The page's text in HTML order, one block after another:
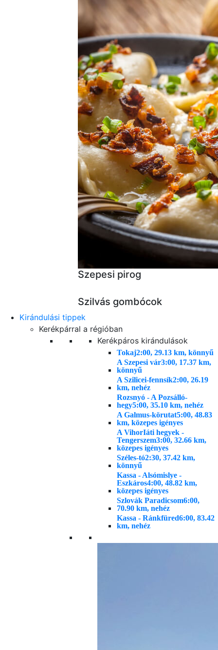
Szepesi pirog
Szilvás gombócok
Kirándulási tippek
Kerékpárral a régióban
Kerékpáros kirándulások
Tokaj2:00, 29.13 km, könnyű
A Szepesi vár3:00, 17.37 km,
könnyű
A Szilicei-fennsík2:00, 26.19
km, nehéz
Rozsnyó - A Pozsálló-
hegy5:00, 35.10 km, nehéz
A Galmus-körutat5:00, 48.83
km, közepes igényes
A VihorIáti hegyek -
Tengerszem3:00, 32.66 km,
közepes igényes
Széles-tó2:30, 37.42 km,
könnyű
Kassa - Alsómislye -
Eszkáros4:00, 48.82 km,
közepes igényes
Szlovák Paradicsom6:00,
70.90 km, nehéz
Kassa - Ránkfüred6:00, 83.42
km, nehéz